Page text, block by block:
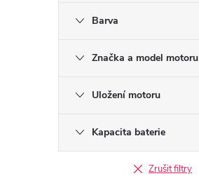
Barva
Značka a model motoru
Uložení motoru
Kapacita baterie
Zrušit filtry